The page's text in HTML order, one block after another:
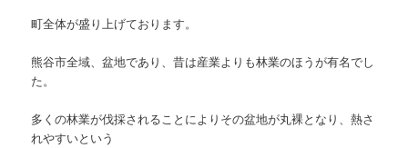
町全体が盛り上げております。
熊谷市全域、盆地であり、昔は産業よりも林業のほうが有名でし
た。
多くの林業が伐採されることによりその盆地が丸裸となり、熱さ
れやすいという